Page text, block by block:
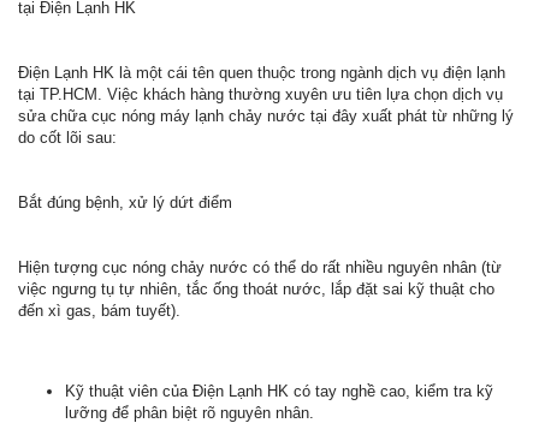
tại Điện Lạnh HK
Điện Lạnh HK là một cái tên quen thuộc trong ngành dịch vụ điện lạnh
tại TP.HCM. Việc khách hàng thường xuyên ưu tiên lựa chọn dịch vụ
sửa chữa cục nóng máy lạnh chảy nước tại đây xuất phát từ những lý
do cốt lõi sau:
Bắt đúng bệnh, xử lý dứt điểm
Hiện tượng cục nóng chảy nước có thể do rất nhiều nguyên nhân (từ
việc ngưng tụ tự nhiên, tắc ống thoát nước, lắp đặt sai kỹ thuật cho
đến xì gas, bám tuyết).
Kỹ thuật viên của Điện Lạnh HK có tay nghề cao, kiểm tra kỹ
lưỡng để phân biệt rõ nguyên nhân.